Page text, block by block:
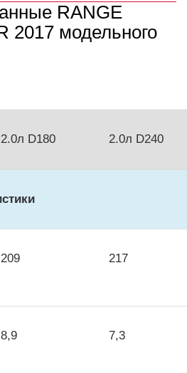
RANGE
2017 модельного
2.0л D180 2.0л D240
209 217
8,9 7,3